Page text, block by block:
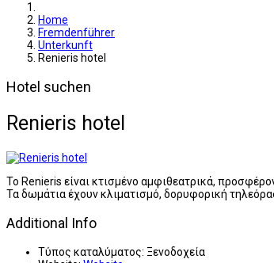
Home
Fremdenführer
Unterkunft
Renieris hotel
Hotel suchen
Renieris hotel
Το Renieris είναι κτισμένο αμφιθεατρικά,
Τα δωμάτια έχουν κλιματισμό, δορυφορική
Additional Info
Τύπος καταλύματος: Ξενοδοχεία